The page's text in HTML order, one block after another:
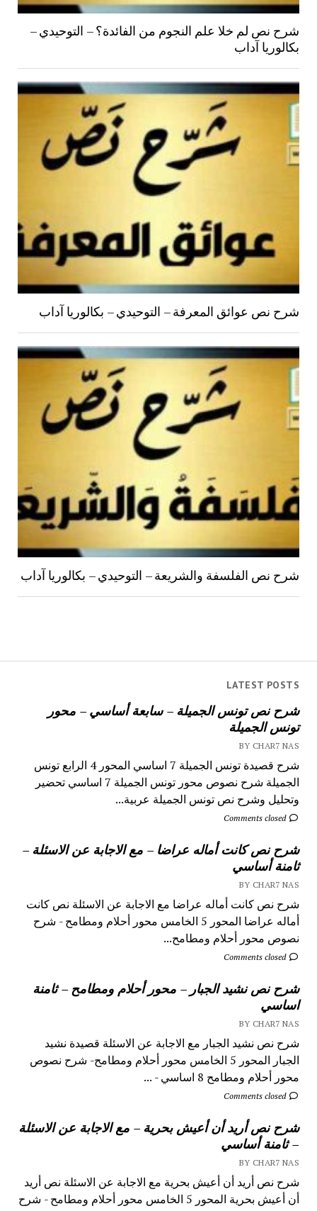
LATEST POSTS
شرح نص تونس الجميلة – سابعة أساسي – محور
تونس الجميلة
BY CHAR7 NAS
شرح قصيدة تونس الجميلة 7 اساسي المحور 4 الرابع تونس
الجميلة شرح نصوص محور تونس الجميلة 7 اساسي تحضير
وتحليل وشرح نص تونس الجميلة عربية...
Comments closed
شرح نص كانت أماله عراضا – مع الاجابة عن الاسئلة –
ثامنة أساسي
BY CHAR7 NAS
شرح نص كانت أماله عراضا مع الاجابة عن الاسئلة نص كانت
أماله عراضا المحور 5 الخامس محور أحلام ومطامح - شرح
نصوص محور أحلام ومطامح...
Comments closed
شرح نص نشيد الجبار – محور أحلام ومطامح – ثامنة
اساسي
BY CHAR7 NAS
شرح نص نشيد الجبار مع الاجابة عن الاسئلة قصيدة نشيد
الجبار المحور 5 الخامس محور أحلام ومطامح- شرح نصوص
محور أحلام ومطامح 8 اساسي - ...
Comments closed
شرح نص أريد أن أعيش بحرية – مع الاجابة عن الاسئلة
– ثامنة أساسي
BY CHAR7 NAS
شرح نص أريد أن أعيش بحرية مع الاجابة عن الاسئلة نص أريد
أن أعيش بحرية المحور 5 الخامس محور أحلام ومطامح - شرح
شرح نص لم خلا علم النجوم من الفائدة؟ – التوحيدي –
بكالوريا آداب
شرح نص عوائق المعرفة – التوحيدي – بكالوريا آداب
شرح نص الفلسفة والشريعة – التوحيدي – بكالوريا آداب